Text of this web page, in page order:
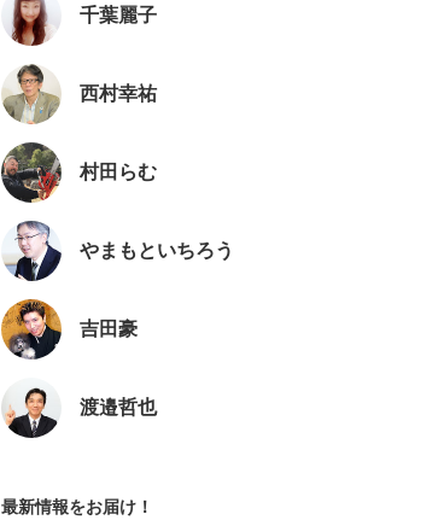
千葉麗子
西村幸祐
村田らむ
やまもといちろう
吉田豪
渡邉哲也
最新情報をお届け！